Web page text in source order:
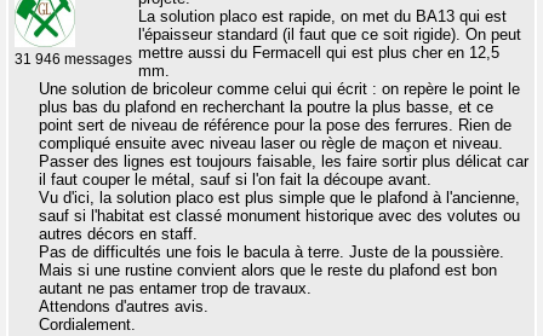
31 946 messages
La solution placo est rapide, on met du BA13 qui est
l'épaisseur standard (il faut que ce soit rigide). On peut
mettre aussi du Fermacell qui est plus cher en 12,5
mm.
Une solution de bricoleur comme celui qui écrit : on repère le point le
plus bas du plafond en recherchant la poutre la plus basse, et ce
point sert de niveau de référence pour la pose des ferrures. Rien de
compliqué ensuite avec niveau laser ou règle de maçon et niveau.
Passer des lignes est toujours faisable, les faire sortir plus délicat car
il faut couper le métal, sauf si l'on fait la découpe avant.
Vu d'ici, la solution placo est plus simple que le plafond à l'ancienne,
sauf si l'habitat est classé monument historique avec des volutes ou
autres décors en staff.
Pas de difficultés une fois le bacula à terre. Juste de la poussière.
Mais si une rustine convient alors que le reste du plafond est bon
autant ne pas entamer trop de travaux.
Attendons d'autres avis.
Cordialement.